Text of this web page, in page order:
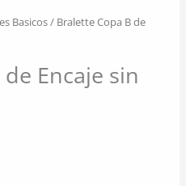
Basicos/ Bralette Copa B de
Encaje sin